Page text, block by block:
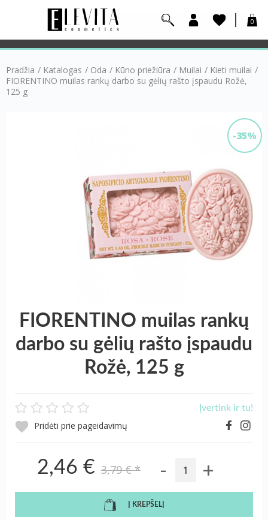
0
Pradžia / Katalogas / Oda / Kūno priežiūra / Muilai / Kieti muilai /
FIORENTINO muilas rankų darbo su gėlių rašto įspaudu Rožė,
125 g
-35%
FIORENTINO muilas rankų
darbo su gėlių rašto įspaudu
Rožė, 125 g
Įvertink ir tu!
Pridėti prie pageidavimų
2,46 € 3,79 €* - +
Į KREPŠELĮ